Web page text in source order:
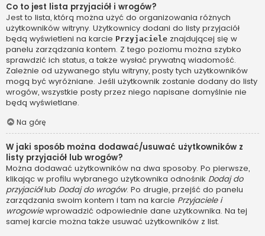
Co to jest lista przyjaciół i wrogów?
Jest to lista, którą można użyć do organizowania różnych
użytkowników witryny. Użytkownicy dodani do listy przyjaciół
będą wyświetleni na karcie Przyjaciele znajdującej się w
panelu zarządzania kontem. Z tego poziomu można szybko
sprawdzić ich status, a także wysłać prywatną wiadomość.
Zależnie od używanego stylu witryny, posty tych użytkowników
mogą być wyróżniane. Jeśli użytkownik zostanie dodany do listy
wrogów, wszystkie posty przez niego napisane domyślnie nie
będą wyświetlane.
Na górę
W jaki sposób można dodawać/usuwać użytkowników z
listy przyjaciół lub wrogów?
Można dodawać użytkowników na dwa sposoby. Po pierwsze,
klikając w profilu wybranego użytkownika odnośnik Dodaj do
przyjaciółlub Dodaj do wrogów. Po drugie, przejść do panelu
zarządzania swoim kontem i tam na karcie Przyjaciele i
wrogowiewprowadzić odpowiednie dane użytkownika. Na tej
samej karcie można także usuwać użytkowników z list.